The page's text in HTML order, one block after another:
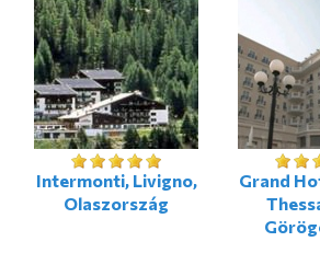
Intermonti, Livigno,
Olaszország
Grand